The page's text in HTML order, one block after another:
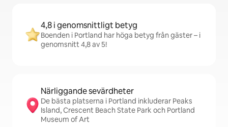
4,8 i genomsnittligt betyg
Boenden i Portland har höga betyg från gäster – i
genomsnitt 4,8 av 5!
Närliggande sevärdheter
De bästa platserna i Portland inkluderar Peaks
Island, Crescent Beach State Park och Portland
Museum of Art